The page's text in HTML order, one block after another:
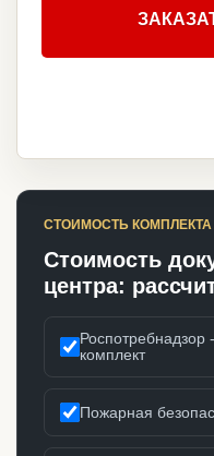
СТОИМОСТЬ КОМПЛЕКТА
Стоимость
центра:
Роспотребнадзор
комплект
Пожарная